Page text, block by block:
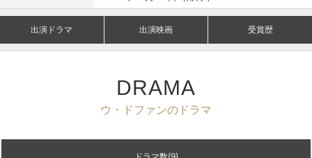
出演ドラマ 出演映画 受賞歴
DRAMA
ウ・ドファンのドラマ